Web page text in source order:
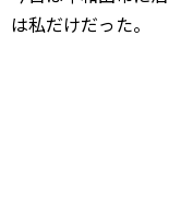
は私だけだった。